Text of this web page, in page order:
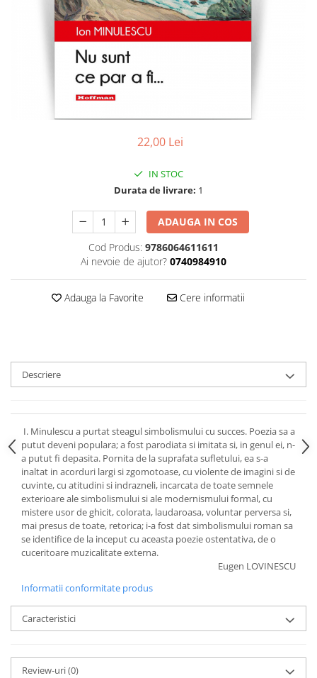
Contemporana
Publicistica, Reportaje, Interviuri
Sociologie si filozofie
22,00 Lei
IN STOC
Durata de livrare: 1
ADAUGA IN COS
Cod Produs: 9786064611611
Ai nevoie de ajutor? 0740984910
Adauga la Favorite Cere informatii
Descriere
I. Minulescu a purtat steagul simbolismului cu succes. Poezia sa a
putut deveni populara; a fost parodiata si imitata si, in genul ei, n-
a putut fi depasita. Pornita de la suprafata sufletului, ea s-a
inaltat in acorduri largi si zgomotoase, cu violente de imagini si de
cuvinte, cu atitudini si indrazneli, incarcata de toate semnele
exterioare ale simbolismului si ale modernismului formal, cu
mistere usor de ghicit, colorata, laudaroasa, voluntar perversa si,
mai presus de toate, retorica; i-a fost dat simbolismului roman sa
se identifice de la inceput cu aceasta poezie ostentativa, de o
cuceritoare muzicalitate externa.
Eugen LOVINESCU
Informatii conformitate produs
Caracteristici
Review-uri(0)